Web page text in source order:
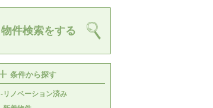
物件検索をする
条件から探す
-リノベーション済み